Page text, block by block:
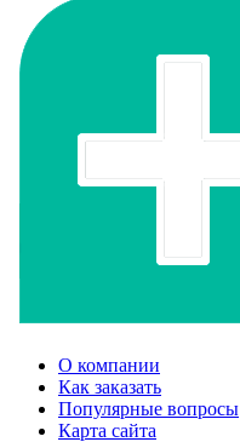
О компании
Как заказать
Популярные вопросы
Карта сайта